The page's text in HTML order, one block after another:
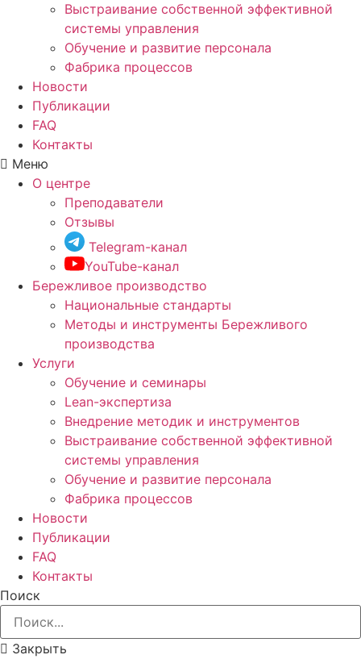
Выстраивание собственной эффективной
системы управления
Обучение и развитие персонала
Фабрика процессов
Новости
Публикации
FAQ
Контакты
Меню
О центре
Преподаватели
Отзывы
Telegram-канал
YouTube-канал
Бережливое производство
Национальные стандарты
Методы и инструменты Бережливого
производства
Услуги
Обучение и семинары
Lean-экспертиза
Внедрение методик и инструментов
Выстраивание собственной эффективной
системы управления
Обучение и развитие персонала
Фабрика процессов
Новости
Публикации
FAQ
Контакты
Поиск
Закрыть